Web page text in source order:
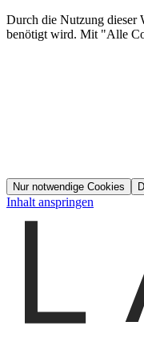
Durch die Nutzung dieser
benötigt wird. Mit "Alle
Nur notwendige Cookies
Inhalt anspringen